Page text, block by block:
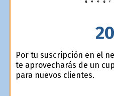
Por tu suscripción en el
te aprovecharás de un
para nuevos clientes.